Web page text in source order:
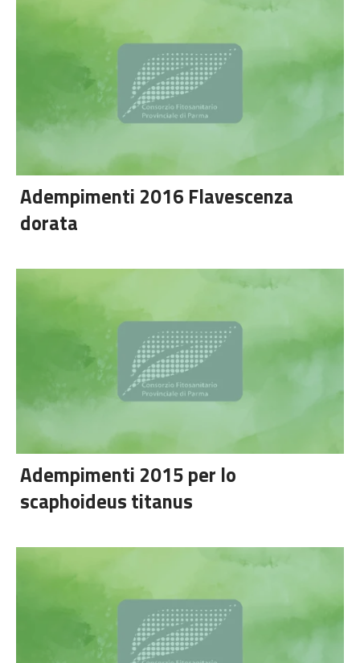
Adempimenti 2016 Flavescenza
dorata
Adempimenti 2015 per lo
scaphoideus titanus